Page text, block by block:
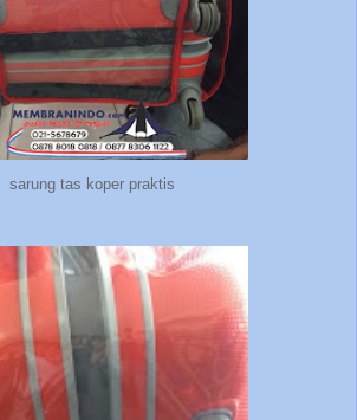
sarung tas koper praktis